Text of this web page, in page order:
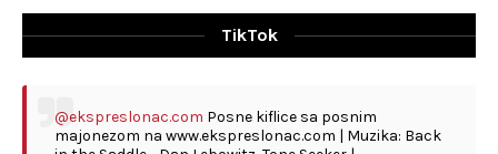
TikTok
@ekspreslonac.com Posne kiflice sa posnim
majonezom na www.ekspreslonac.com | Muzika: Back